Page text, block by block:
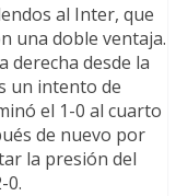
al Inter, que
una doble ventaja.
derecha desde la
un intento de
el 1-0 al cuarto
de nuevo por
la presión del
0.